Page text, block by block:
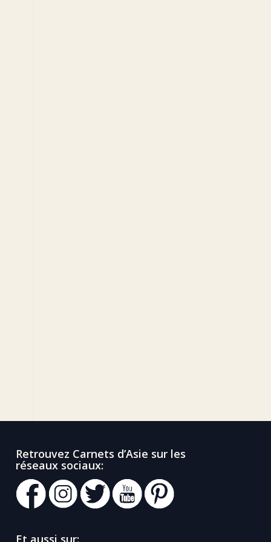
Retrouvez Carnets d’Asie sur les
réseaux sociaux:
Et aussi sur: